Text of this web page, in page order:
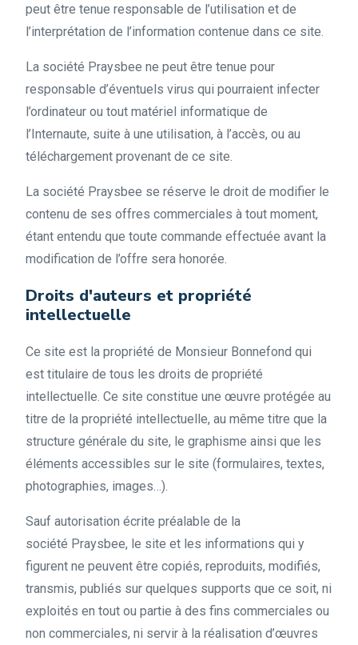
peut être tenue responsable de l’utilisation et de
l’interprétation de l’information contenue dans ce site.
La société Praysbee ne peut être tenue pour
responsable d’éventuels virus qui pourraient infecter
l’ordinateur ou tout matériel informatique de
l’Internaute, suite à une utilisation, à l’accès, ou au
téléchargement provenant de ce site.
La société Praysbee se réserve le droit de modifier le
contenu de ses offres commerciales à tout moment,
étant entendu que toute commande effectuée avant la
modification de l’offre sera honorée.
Droits d'auteurs et propriété
intellectuelle
Ce site est la propriété de Monsieur Bonnefond qui
est titulaire de tous les droits de propriété
intellectuelle. Ce site constitue une œuvre protégée au
titre de la propriété intellectuelle, au même titre que la
structure générale du site, le graphisme ainsi que les
éléments accessibles sur le site (formulaires, textes,
photographies, images…).
Sauf autorisation écrite préalable de la
société Praysbee, le site et les informations qui y
figurent ne peuvent être copiés, reproduits, modifiés,
transmis, publiés sur quelques supports que ce soit, ni
exploités en tout ou partie à des fins commerciales ou
non commerciales, ni servir à la réalisation d’œuvres